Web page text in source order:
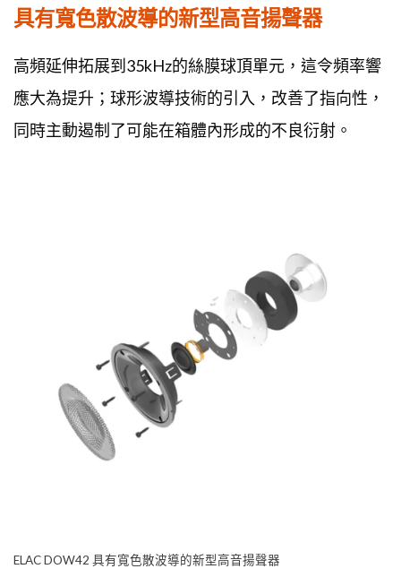
具有寬色散波導的新型高音揚聲器
高頻延伸拓展到35kHz的絲膜球頂單元，這令頻率響
應大為提升；球形波導技術的引入，改善了指向性，
同時主動遏制了可能在箱體內形成的不良衍射。
ELAC DOW42 具有寬色散波導的新型高音揚聲器